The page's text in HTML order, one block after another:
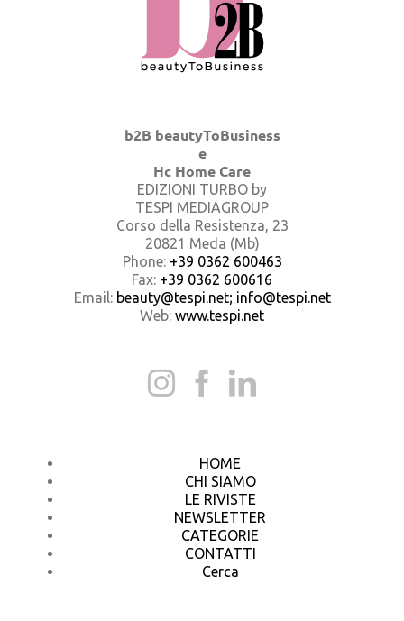
b2B beautyToBusiness
e
Hc Home Care
EDIZIONI TURBO by
TESPI MEDIAGROUP
Corso della Resistenza, 23
20821 Meda (Mb)
Phone: +39 0362 600463
Fax: +39 0362 600616
Email: beauty@tespi.net; info@tespi.net
Web: www.tespi.net
HOME
CHI SIAMO
LE RIVISTE
NEWSLETTER
CATEGORIE
CONTATTI
Cerca